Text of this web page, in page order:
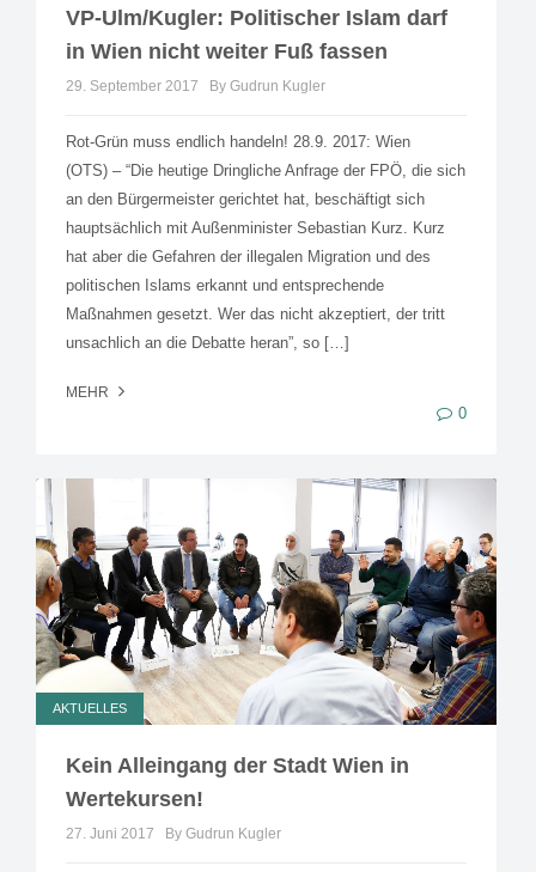
VP-Ulm/Kugler: Politischer Islam darf
in Wien nicht weiter Fuß fassen
29. September 2017 By Gudrun Kugler
Rot-Grün muss endlich handeln! 28.9. 2017: Wien
(OTS) – “Die heutige Dringliche Anfrage der FPÖ, die sich
an den Bürgermeister gerichtet hat, beschäftigt sich
hauptsächlich mit Außenminister Sebastian Kurz. Kurz
hat aber die Gefahren der illegalen Migration und des
politischen Islams erkannt und entsprechende
Maßnahmen gesetzt. Wer das nicht akzeptiert, der tritt
unsachlich an die Debatte heran”, so […]
MEHR
0
AKTUELLES
Kein Alleingang der Stadt Wien in
Wertekursen!
27. Juni 2017 By Gudrun Kugler